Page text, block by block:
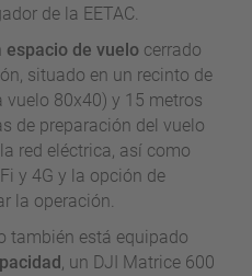
de la EETAC.
espacio de vuelo cerrado
situado en un recinto de
80x40) y 15 metros
de preparación del vuelo
red eléctrica, así como
y 4G y la opción de
la operación.
también está equipado
, un DJI Matrice 600